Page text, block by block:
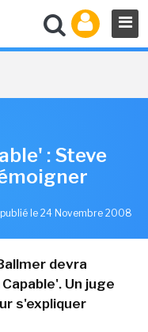
: Steve
publié le 24 Novembre 2008
devra
Un juge
s'expliquer